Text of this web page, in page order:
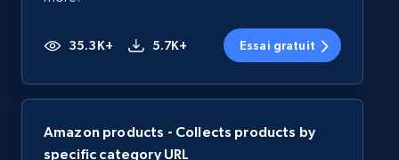
35.3K+ 5.7K+ Essai gratuit
Amazon products - Collects products by
specific category URL